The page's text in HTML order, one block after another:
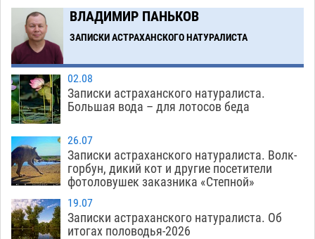
Загрузить еще
ВЛАДИМИР ПАНЬКОВ
ЗАПИСКИ АСТРАХАНСКОГО НАТУРАЛИСТА
02.08
Записки астраханского натуралиста.
Большая вода – для лотосов беда
26.07
Записки астраханского натуралиста. Волк-
горбун, дикий кот и другие посетители
фотоловушек заказника «Степной»
19.07
Записки астраханского натуралиста. Об
итогах половодья-2026